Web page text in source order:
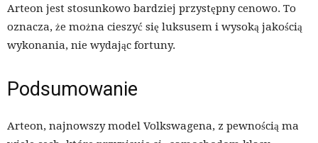
Arteon jest stosunkowo bardziej przystępny cenowo. To
oznacza, że można cieszyć się luksusem i wysoką jakością
wykonania, nie wydając fortuny.
Podsumowanie
Arteon, najnowszy model Volkswagena, z pewnością ma